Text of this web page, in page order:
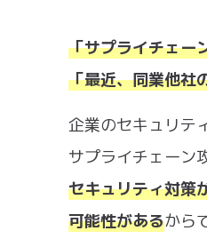
「サプライチェー
「最近、同業他社
企業のセキュリテ
サプライチェーン
セキュリティ対策
可能性があるから